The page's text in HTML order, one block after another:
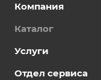
Компания
Каталог
Услуги
Отдел сервиса